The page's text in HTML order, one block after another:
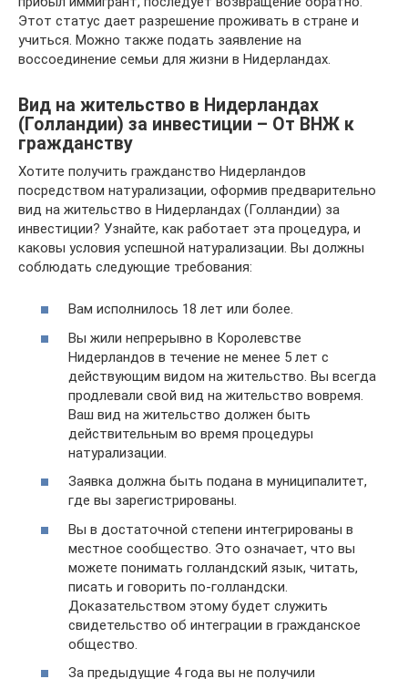
Этот статус дает разрешение проживать в стране и
учиться. Можно также подать заявление на
воссоединение семьи для жизни в Нидерландах.
Вид на жительство в Нидерландах
(Голландии) за инвестиции – От ВНЖ к
гражданству
Хотите получить гражданство Нидерландов
посредством натурализации, оформив предварительно
вид на жительство в Нидерландах (Голландии) за
инвестиции? Узнайте, как работает эта процедура, и
каковы условия успешной натурализации. Вы должны
соблюдать следующие требования:
Вам исполнилось 18 лет или более.
Вы жили непрерывно в Королевстве
Нидерландов в течение не менее 5 лет с
действующим видом на жительство. Вы всегда
продлевали свой вид на жительство вовремя.
Ваш вид на жительство должен быть
действительным во время процедуры
натурализации.
Заявка должна быть подана в муниципалитет,
где вы зарегистрированы.
Вы в достаточной степени интегрированы в
местное сообщество. Это означает, что вы
можете понимать голландский язык, читать,
писать и говорить по-голландски.
Доказательством этому будет служить
свидетельство об интеграции в гражданское
общество.
За предыдущие 4 года вы не получили